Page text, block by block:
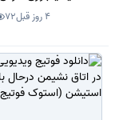
4 روز قبل 72